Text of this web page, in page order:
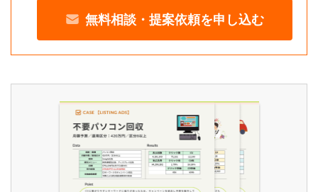
無料相談・提案依頼を申し込む